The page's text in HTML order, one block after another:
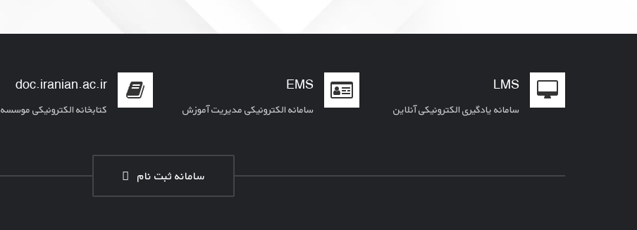
doc.iranian.ac.ir
کتابخانه الکترونیکی موسسه
EMS
سامانه الکترونیکی مدیریت آموزش
LMS
سامانه یادگیری الکترونیکی آنلاین
سامانه ثبت نام